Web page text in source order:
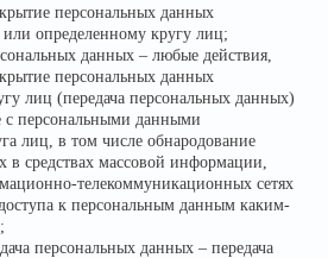
персональных данных
определенному кругу лиц;
данных – любые действия,
персональных данных
лиц (передача персональных данных)
с персональными данными
лиц, в том числе обнародование
в средствах массовой информации,
телекоммуникационных сетях
к персональным данным каким-
персональных данных – передача